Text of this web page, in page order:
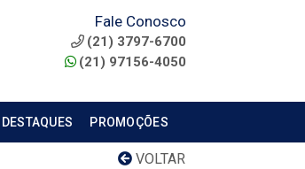
Fale Conosco
(21) 3797-6700
(21) 97156-4050
DESTAQUES PROMOÇÕES
VOLTAR